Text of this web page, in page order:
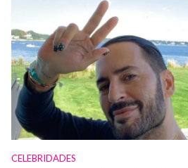
CELEBRIDADES